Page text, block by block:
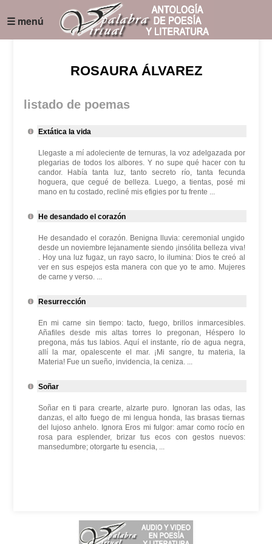
☰ menú
ROSAURA ÁLVAREZ
listado de poemas
Extática la vida
Llegaste a mí adoleciente de ternuras, la voz adelgazada por
plegarias de todos los albores. Y no supe qué hacer con tu
candor. Había tanta luz, tanto secreto río, tanta fecunda
hoguera, que cegué de belleza. Luego, a tientas, posé mi
mano en tu costado, recliné mis efigies por tu frente ...
He desandado el corazón
He desandado el corazón. Benigna lluvia: ceremonial ungido
desde un noviembre lejanamente siendo ¡insólita belleza viva!
. Hoy una luz fugaz, un rayo sacro, lo ilumina: Dios te creó al
ver en sus espejos esta manera con que yo te amo. Mujeres
de carne y verso. ...
Resurrección
En mi carne sin tiempo: tacto, fuego, brillos inmarcesibles.
Añafiles desde mis altas torres lo pregonan, Héspero lo
pregona, más tus labios. Aquí el instante, río de agua negra,
allí la mar, opalescente el mar. ¡Mi sangre, tu materia, la
Materia! Fue un sueño, invidencia, la ceniza. ...
Soñar
Soñar en ti para crearte, alzarte puro. Ignoran las odas, las
danzas, el alto fuego de mi lengua honda, las brasas tiernas
del lujoso anhelo. Ignora Eros mi fulgor: amar como rocío en
rosa para esplender, brizar tus ecos con gestos nuevos:
mansedumbre; otorgarte tu esencia, ...